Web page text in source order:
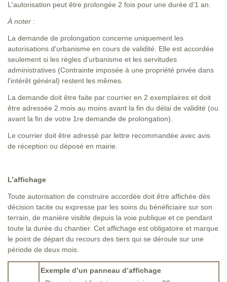
L'autorisation peut être prolongée 2 fois pour une durée d'1 an.
À noter :
La demande de prolongation concerne uniquement les
autorisations d'urbanisme en cours de validité. Elle est accordée
seulement si les règles d'urbanisme et les servitudes
administratives (Contrainte imposée à une propriété privée dans
l'intérêt général) restent les mêmes.
La demande doit être faite par courrier en 2 exemplaires et doit
être adressée 2 mois au moins avant la fin du délai de validité (ou
avant la fin de votre 1re demande de prolongation).
Le courrier doit être adressé par lettre recommandée avec avis
de réception ou déposé en mairie.
L’affichage
Toute autorisation de construire accordée doit être affichée dès
décision tacite ou expresse par les soins du bénéficiaire sur son
terrain, de manière visible depuis la voie publique et ce pendant
toute la durée du chantier. Cet affichage est obligatoire et marque
le point de départ du recours des tiers qui se déroule sur une
période de deux mois.
Exemple d’un panneau d’affichage